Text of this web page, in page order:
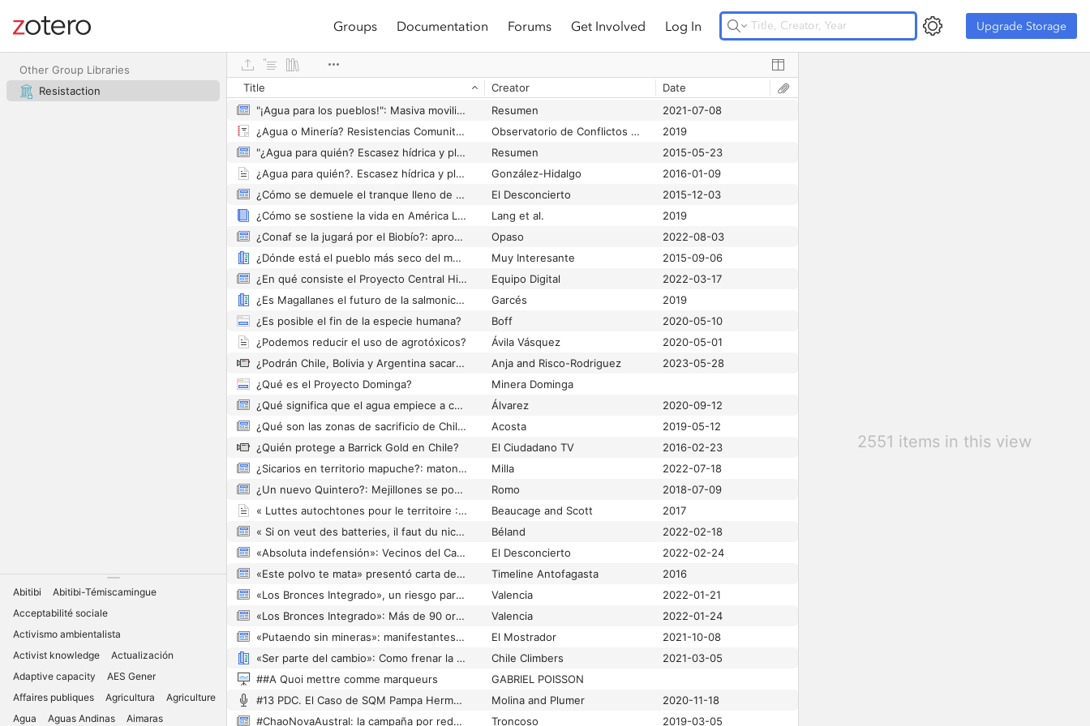
Site navigation
Groups Documentation Forums Get Involved Log In Upgrade Storage Upgrade Storage
Other Group Libraries
Resistaction
Abitibi
Abitibi-Témiscamingue
Acceptabilité sociale
Activismo ambientalista
Activist knowledge
Actualización
Adaptive capacity
AES Gener
Affaires publiques
Agricultura
Agriculture
Agua
Aguas Andinas Aimaras
Title Creator
Date
"¡Agua para los pueblos!": Masiva movilización en defensa del río Biobío recorrió Santa Bárbara y Quilaco
Resumen
2021-07-08
¿Agua o Minería? Resistencias Comunitarias en América Latina
Observatorio de Conflictos Mineros de América Latina (OCMAL)
2019
"¿Agua para quién? Escasez hídrica y plantaciones forestales en la Provincia de Arauco" un informe develador y por eso indignante
Resumen
2015-05-23
¿Agua para quién?. Escasez hídrica y plantaciones forestales en la provincia de Arauco
González-Hidalgo
2016-01-09
¿Cómo se demuele el tranque lleno de relaves de Luksic en Caimanes?
El Desconcierto
2015-12-03
¿Cómo se sostiene la vida en América Latina? Feminismos y re-existencias en tiempos de oscuridad
Lang et al.
2019
¿Conaf se la jugará por el Biobío?: aprobación de hidroeléctrica china en Rucalhue depende de su permiso
Opaso
2022-08-03
¿Dónde está el pueblo más seco del mundo?
Muy Interesante
2015-09-06
¿En qué consiste el Proyecto Central Hidroelétrica Rucalhue?
Equipo Digital
2022-03-17
¿Es Magallanes el futuro de la salmonicultura chilena?
Garcés
2019
¿Es posible el fin de la especie humana?
Boff
2020-05-10
¿Podemos reducir el uso de agrotóxicos?
Ávila Vásquez
2020-05-01
¿Podrán Chile, Bolivia y Argentina sacar el máximo provecho al litio?
Anja and Risco-Rodriguez
2023-05-28
¿Qué es el Proyecto Dominga?
Minera Dominga
¿Qué significa que el agua empiece a cotizar en el mercado de futuros de Wall Street?
Álvarez
2020-09-12
¿Qué son las zonas de sacrificio de Chile?
Acosta
2019-05-12
¿Quién protege a Barrick Gold en Chile?
El Ciudadano TV
2016-02-23
¿Sicarios en territorio mapuche?: matonaje y amenazas en el cono sur de la Provincia de Arauco
Milla
2022-07-18
¿Un nuevo Quintero?: Mejillones se pone en pie de guerra contra la contaminación industrial
Romo
2018-07-09
« Luttes autochtones pour le territoire : Amérique latine et Québec », Université du Québec à Montréal, 12-13 octobre 2017
Beaucage and Scott
2017
« Si on veut des batteries, il faut du nickel », dit Charette
Béland
2022-02-18
«Absoluta indefensión»: Vecinos del Cajón del Maipo rechazan aprobación de Escalones
El Desconcierto
2022-02-24
«Este polvo te mata» presentó carta de protesta a ministro Boliviano
Timeline Antofagasta
2016
«Los Bronces Integrado», un riesgo para la calidad del aire: Funcionarios del SEA critican extensión en evaluación del proyecto de Anglo American
Valencia
2022-01-21
«Los Bronces Integrado»: Más de 90 organizaciones socioambientales y figuras políticas interpelan a Hernán Brücher y llaman a rechazar el proyecto
Valencia
2022-01-24
«Putaendo sin mineras»: manifestantes arriban a las afueras del exCongreso y exigen el término del proyecto de Minera Vizcachitas
El Mostrador
2021-10-08
«Ser parte del cambio»: Como frenar la minera del Cajón del Maipo
Chile Climbers
2021-03-05
##A Quoi mettre comme marqueurs
GABRIEL POISSON
#13 PDC. El Caso de SQM Pampa Hermosa y la nueva Guía PDC de RILes
Molina and Plumer
2020-11-18
#ChaoNovaAustral: la campaña por redes sociales contra las salmoneras en el sur de Chile
Troncoso 2019-03-05
2551 items in this view